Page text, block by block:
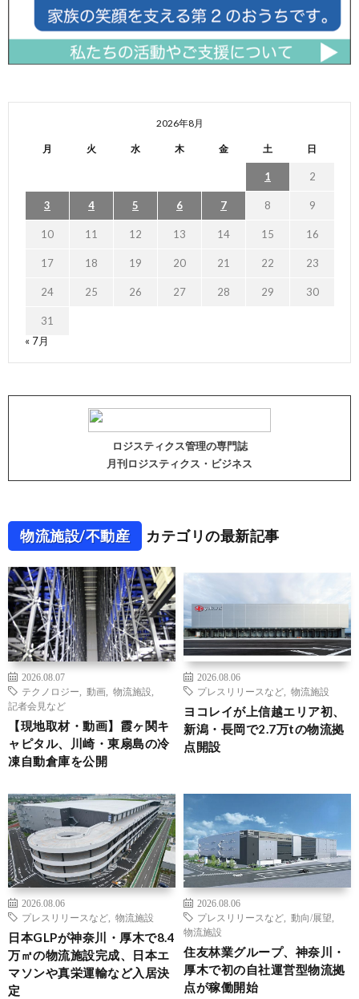
2026年8月
月 火 水 木 金 土 日
1 2
3 4 5 6 7 8 9
10 11 12 13 14 15 16
17 18 19 20 21 22 23
24 25 26 27 28 29 30
31
« 7月
ロジスティクス管理の専門誌
月刊ロジスティクス・ビジネス
物流施設/不動産 カテゴリの最新記事
2026.08.07
テクノロジー
動画 物流施設
記者会見など
【現地取材・動画】霞ヶ関キ
ャピタル、川崎・東扇島の冷
凍自動倉庫を公開
2026.08.06
プレスリリースなど
物流施設
ヨコレイが上信越エリア初、
新潟・長岡で2.7万tの物流拠
点開設
2026.08.06
プレスリリースなど
物流施設
日本GLPが神奈川・厚木で8.4
万㎡の物流施設完成、日本エ
マソンや真栄運輸など入居決
定
2026.08.06
プレスリリースなど
動向/展望
物流施設
住友林業グループ、神奈川・
厚木で初の自社運営型物流拠
点が稼働開始